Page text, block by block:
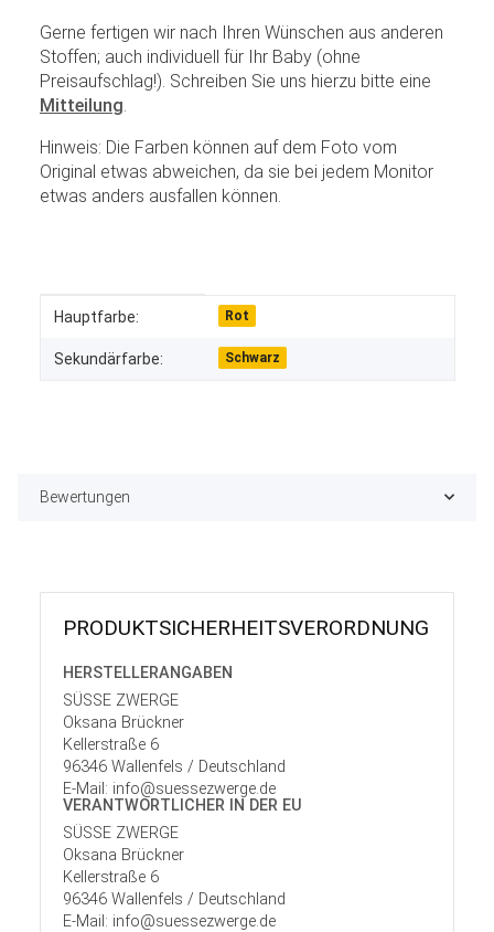
Gerne fertigen wir nach Ihren Wünschen aus anderen
Stoffen; auch individuell für Ihr Baby (ohne
Preisaufschlag!). Schreiben Sie uns hierzu bitte eine
Mitteilung
Hinweis: Die Farben können auf dem Foto vom
Original etwas abweichen, da sie bei jedem Monitor
etwas anders ausfallen können.
Produkteigenschaft
Wert
Hauptfarbe: Rot
Sekundärfarbe: Schwarz
Bewertungen
PRODUKT­SICHER­HEITS­VER­ORD­NUNG
HERSTELLER­ANGABEN
SÜSSE ZWERGE
Oksana Brückner
Kellerstraße 6
96346 Wallenfels / Deutschland
E-Mail: info@suessezwerge.de
VERANTWORT­LICHER IN DER EU
SÜSSE ZWERGE
Oksana Brückner
Kellerstraße 6
96346 Wallenfels / Deutschland
E-Mail: info@suessezwerge.de